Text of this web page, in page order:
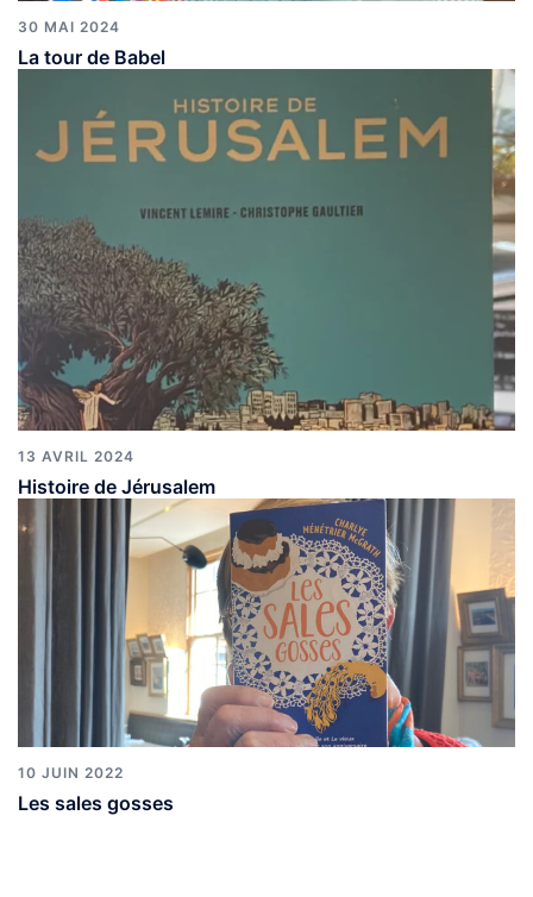
30 MAI 2024
La tour de Babel
13 AVRIL 2024
Histoire de Jérusalem
10 JUIN 2022
Les sales gosses